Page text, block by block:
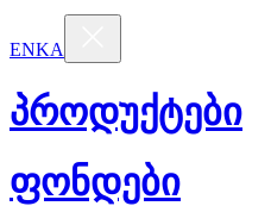
ENKA
პროდუქტები
ფონდები